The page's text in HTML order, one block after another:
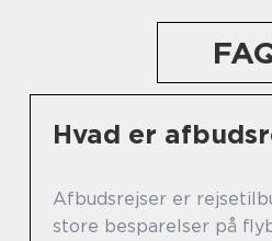
Hvad er
Afbudsrejser er
store besparelser på